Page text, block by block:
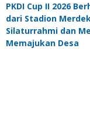
PKDI Cup II 2026
dari Stadion
Silaturrahmi dan
Memajukan Desa